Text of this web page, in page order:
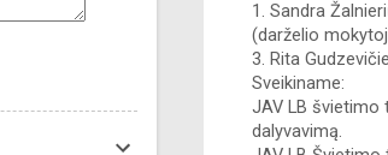
1. Sandra
(darželio
3. Rita
Sveikiname:
JAV LB švietimo
dalyvavimą.